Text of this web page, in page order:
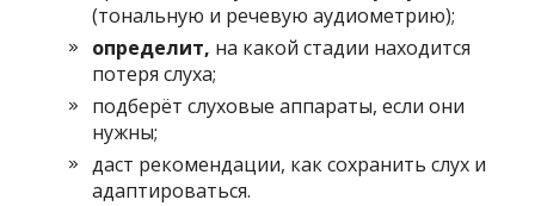
(тональную и речевую аудиометрию);
определит, на какой стадии находится
потеря слуха;
подберёт слуховые аппараты, если они
нужны;
даст рекомендации, как сохранить слух и
адаптироваться.